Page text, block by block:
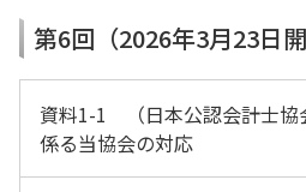
第6回（2026年3月23日開
資料1-1 （日本公認会計士協
係る当協会の対応